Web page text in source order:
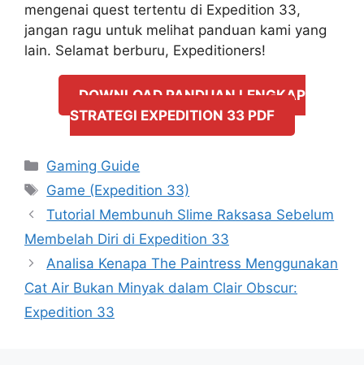
mengenai quest tertentu di Expedition 33,
jangan ragu untuk melihat panduan kami yang
lain. Selamat berburu, Expeditioners!
DOWNLOAD PANDUAN LENGKAP
STRATEGI EXPEDITION 33 PDF
Categories
Gaming Guide
Tags
Game (Expedition 33)
Tutorial Membunuh Slime Raksasa Sebelum
Membelah Diri di Expedition 33
Analisa Kenapa The Paintress Menggunakan
Cat Air Bukan Minyak dalam Clair Obscur:
Expedition 33